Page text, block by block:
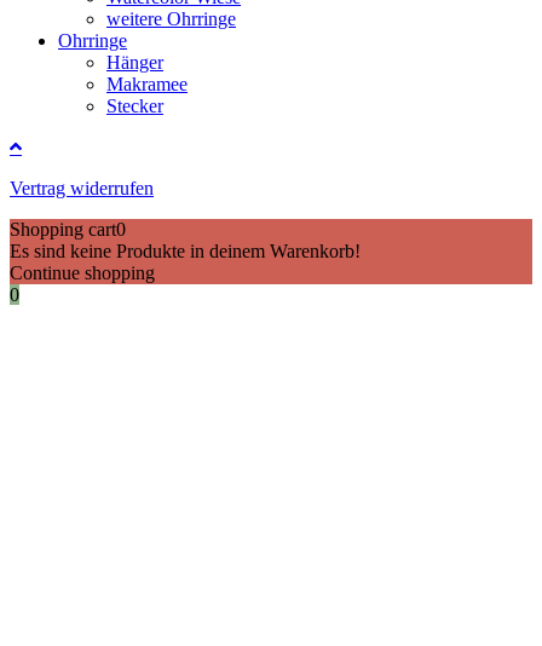
weitere Ohrringe
Ohrringe
Hänger
Makramee
Stecker
Vertrag widerrufen
Shopping cart0
Es sind keine Produkte in deinem Warenkorb!
Continue shopping
0